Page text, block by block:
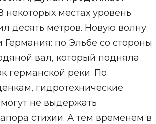
некоторых местах уровень
десять метров. Новую волну
Германия: по Эльбе со стороны
вал, который подняла
германской реки. По
гидротехнические
не выдержать
стихии. А тем временем в